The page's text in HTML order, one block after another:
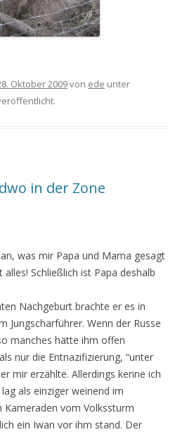
Oktober 2009von ede unter
in der Zone
was mir Papa und Mama gesagt
Schließlich ist Papa deshalb
Nachgeburt brachte er es in
Jungscharführer. Wenn der Russe
manches hätte ihm offen
nur die Entnazifizierung, “unter
mir erzählte. Allerdings kenne ich
als einziger weinend im
Kameraden vom Volkssturm
ein Iwan vor ihm stand. Der